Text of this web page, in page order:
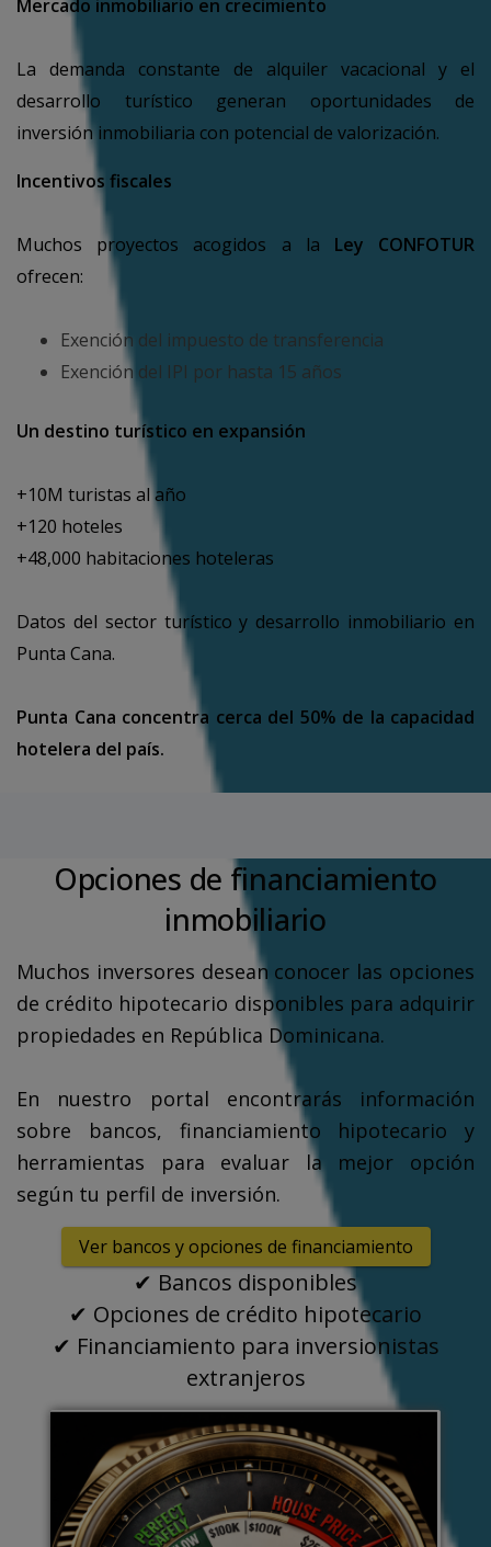
Mercado inmobiliario en crecimiento
La demanda constante de alquiler vacacional y el
desarrollo turístico generan oportunidades de
inversión inmobiliaria con potencial de valorización.
Incentivos fiscales
Muchos proyectos acogidos a la Ley CONFOTUR
ofrecen:
Exención del impuesto de transferencia
Exención del IPI por hasta 15 años
Un destino turístico en expansión
+10M turistas al año
+120 hoteles
+48,000 habitaciones hoteleras
Datos del sector turístico y desarrollo inmobiliario en
Punta Cana.
Punta Cana concentra cerca del 50% de la capacidad
hotelera del país.
Opciones de financiamiento
inmobiliario
Muchos inversores desean conocer las opciones
de crédito hipotecario disponibles para adquirir
propiedades en República Dominicana.
En nuestro portal encontrarás información
sobre bancos, financiamiento hipotecario y
herramientas para evaluar la mejor opción
según tu perfil de inversión.
Ver bancos y opciones de financiamiento
✔ Bancos disponibles
✔ Opciones de crédito hipotecario
✔ Financiamiento para inversionistas
extranjeros